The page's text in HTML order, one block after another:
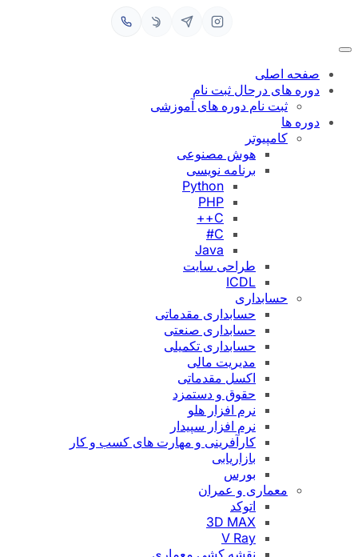
محتوا
صفحه اصلی
دوره های درحال ثبت نام
ثبت نام دوره های آموزشی
دوره ها
کامپیوتر
هوش مصنوعی
برنامه نویسی
Python
PHP
C++
C#
Java
طراحی سایت
ICDL
حسابداری
حسابداری مقدماتی
حسابداری صنعتی
حسابداری تکمیلی
مدیریت مالی
اکسل مقدماتی
حقوق و دستمزد
نرم افزار هلو
نرم افزار سپیدار
کارآفرینی و مهارت های کسب و کار
بازاریابی
بورس
معماری و عمران
اتوکد
3D MAX
V Ray
نقشه کشی معماری